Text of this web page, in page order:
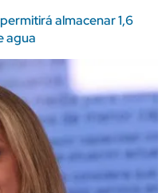
almacenar 1,6
agua